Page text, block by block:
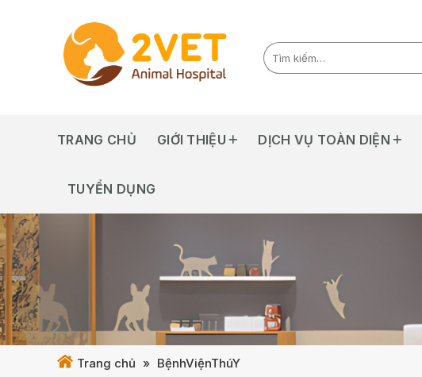
TRANG CHỦ GIỚI THIỆU DỊCH VỤ TOÀN DIỆN
TUYỂN DỤNG
Trang chủ » BệnhViệnThúY